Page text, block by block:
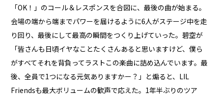
「OK！」のコール＆レスポンスを合図に、最後の曲が始まる。
会場の端から端までパワーを届けるように6人がステージ中を走
り回り、最後にして最高の瞬間をつくり上げていった。碧空が
「皆さんも日頃イヤなことたくさんあると思いますけど、僕ら
がすべてそれを背負ってラストこの楽曲に詰め込んでいます。最
後、全員で1つになる元気ありますかー？」と煽ると、LIL
Friendsも最大ボリュームの歓声で応えた。1年半ぶりのツア